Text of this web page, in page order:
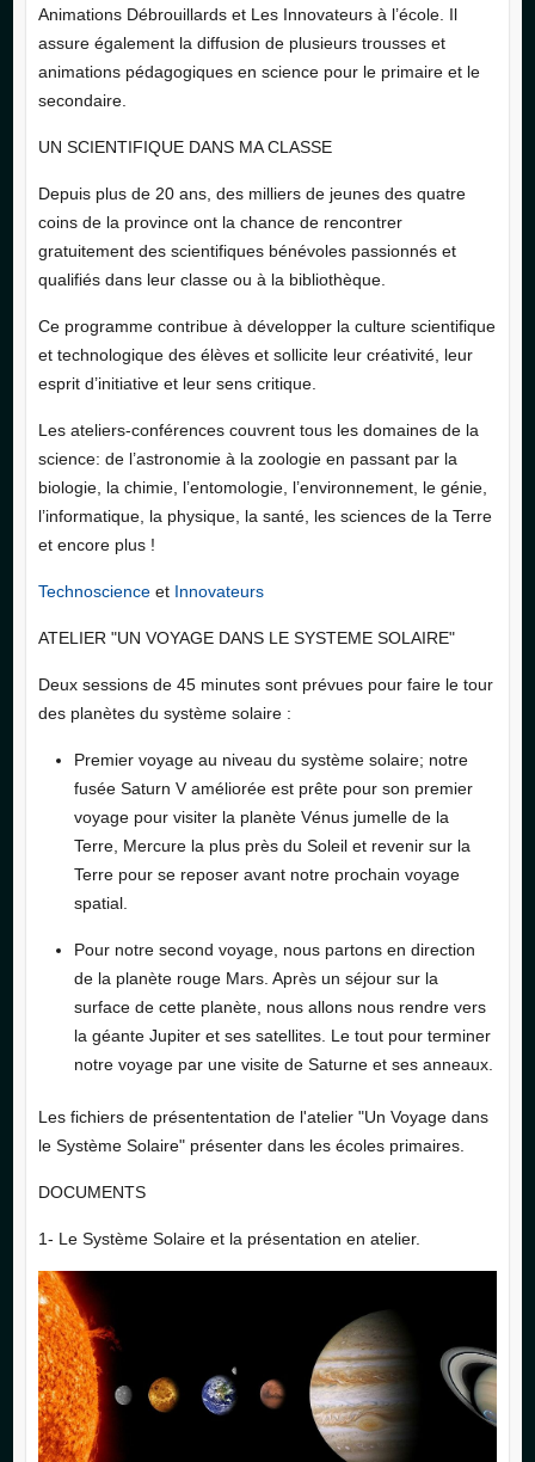
Animations Débrouillards et Les Innovateurs à l’école. Il
assure également la diffusion de plusieurs trousses et
animations pédagogiques en science pour le primaire et le
secondaire.
UN SCIENTIFIQUE DANS MA CLASSE
Depuis plus de 20 ans, des milliers de jeunes des quatre
coins de la province ont la chance de rencontrer
gratuitement des scientifiques bénévoles passionnés et
qualifiés dans leur classe ou à la bibliothèque.
Ce programme contribue à développer la culture scientifique
et technologique des élèves et sollicite leur créativité, leur
esprit d’initiative et leur sens critique.
Les ateliers-conférences couvrent tous les domaines de la
science: de l’astronomie à la zoologie en passant par la
biologie, la chimie, l’entomologie, l’environnement, le génie,
l’informatique, la physique, la santé, les sciences de la Terre
et encore plus !
Technoscienceet Innovateurs
ATELIER "UN VOYAGE DANS LE SYSTEME SOLAIRE"
Deux sessions de 45 minutes sont prévues pour faire le tour
des planètes du système solaire :
Premier voyage au niveau du système solaire; notre
fusée Saturn V améliorée est prête pour son premier
voyage pour visiter la planète Vénus jumelle de la
Terre, Mercure la plus près du Soleil et revenir sur la
Terre pour se reposer avant notre prochain voyage
spatial.
Pour notre second voyage, nous partons en direction
de la planète rouge Mars. Après un séjour sur la
surface de cette planète, nous allons nous rendre vers
la géante Jupiter et ses satellites. Le tout pour terminer
notre voyage par une visite de Saturne et ses anneaux.
Les fichiers de présententation de l'atelier "Un Voyage dans
le Système Solaire" présenter dans les écoles primaires.
DOCUMENTS
1- Le Système Solaire et la présentation en atelier.